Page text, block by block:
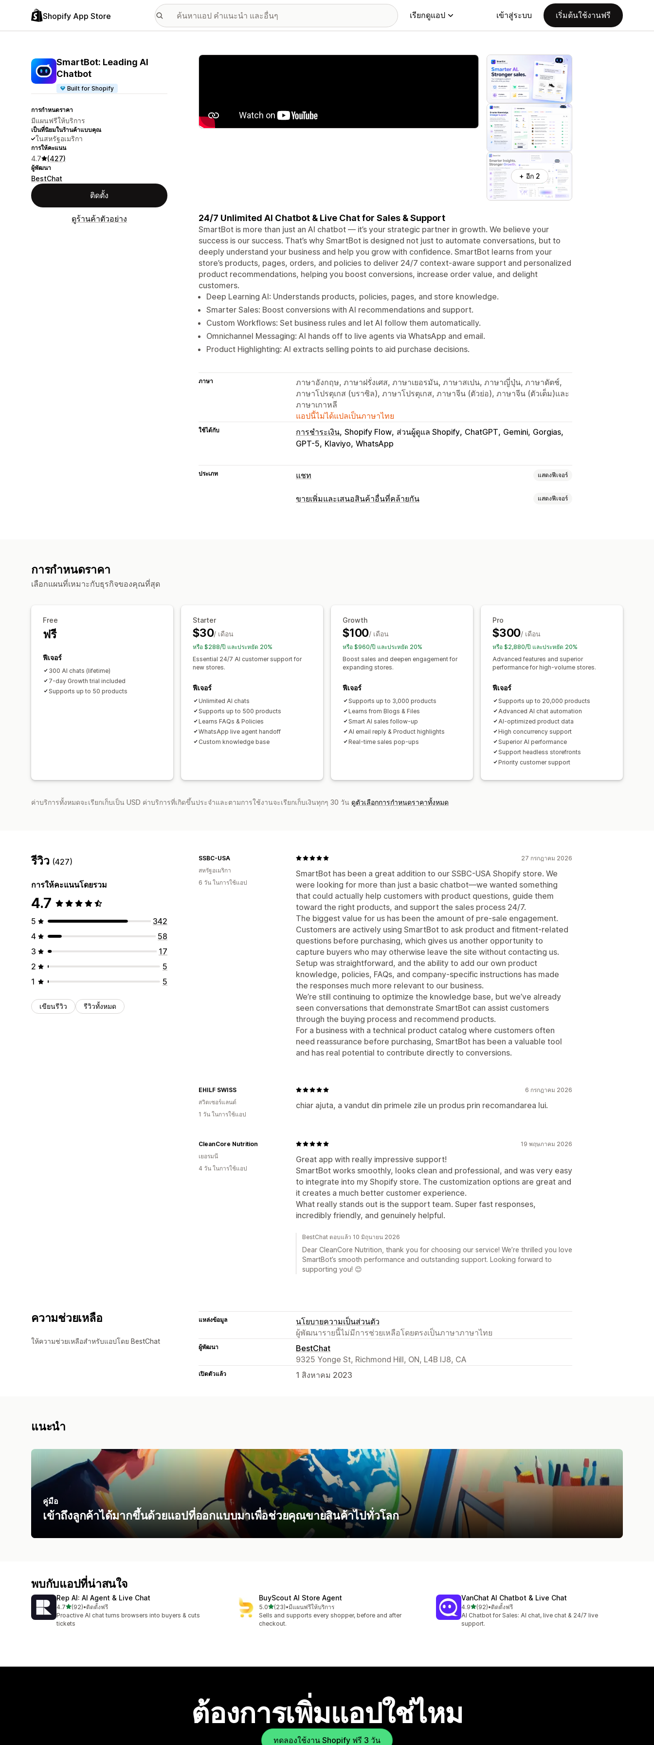
Shopify App Store เรียกดูแอป เข้าสู่ระบบ เริ่มต้นใช้งานฟรี
SmartBot: Leading AI
Chatbot
Built for Shopify
การกำหนดราคา
มีแผนฟรีให้บริการ
เป็นที่นิยมในร้านค้าแบบคุณ
ในสหรัฐอเมริกา
การให้คะแนน
4.7 (427)
ผู้พัฒนา
BestChat
ติดตั้ง
ดูร้านค้าตัวอย่าง
แกลเลอรีรูปภาพที่แสดง
+ อีก 2
24/7 Unlimited AI Chatbot & Live Chat for Sales & Support
SmartBot is more than just an AI chatbot — it’s your strategic partner in growth. We believe your
success is our success. That’s why SmartBot is designed not just to automate conversations, but to
deeply understand your business and help you grow with confidence. SmartBot learns from your
store’s products, pages, orders, and policies to deliver 24/7 context-aware support and personalized
product recommendations, helping you boost conversions, increase order value, and delight
customers.
Deep Learning AI: Understands products, policies, pages, and store knowledge.
Smarter Sales: Boost conversions with AI recommendations and support.
Custom Workflows: Set business rules and let AI follow them automatically.
Omnichannel Messaging: AI hands off to live agents via WhatsApp and email.
Product Highlighting: AI extracts selling points to aid purchase decisions.
ภาษา
ภาษาอังกฤษ, ภาษาฝรั่งเศส, ภาษาเยอรมัน, ภาษาสเปน, ภาษาญี่ปุ่น, ภาษาดัตช์,
ภาษาโปรตุเกส (บราซิล), ภาษาโปรตุเกส, ภาษาจีน (ตัวย่อ), ภาษาจีน (ตัวเต็ม)และ
ภาษาเกาหลี
แอปนี้ไม่ได้แปลเป็นภาษาไทย
ใช้ได้กับ การชำระเงิน Shopify Flow ส่วนผู้ดูแล Shopify ChatGPT Gemini Gorgias
GPT-5 Klaviyo WhatsApp
ประเภท แชท แสดงฟีเจอร์
การรับส่งข้อความแบบเรียลไทม์
ขายเพิ่มและเสนอสินค้าอื่นที่คล้ายกัน แสดงฟีเจอร์
การกำหนดราคา
เลือกแผนที่เหมาะกับธุรกิจของคุณที่สุด
Free
ฟรี
ฟีเจอร์
300 AI chats (lifetime)
7-day Growth trial included
Supports up to 50 products
Starter
$30/ เดือน
หรือ $288/ปี และประหยัด 20%
Essential 24/7 AI customer support for
new stores.
ฟีเจอร์
Unlimited AI chats
Supports up to 500 products
Learns FAQs & Policies
WhatsApp live agent handoff
Custom knowledge base
Growth
$100/ เดือน
หรือ $960/ปี และประหยัด 20%
Boost sales and deepen engagement for
expanding stores.
ฟีเจอร์
Supports up to 3,000 products
Learns from Blogs & Files
Smart AI sales follow-up
AI email reply & Product highlights
Real-time sales pop-ups
Pro
$300/ เดือน
หรือ $2,880/ปี และประหยัด 20%
Advanced features and superior
performance for high-volume stores.
ฟีเจอร์
Supports up to 20,000 products
Advanced AI chat automation
AI-optimized product data
High concurrency support
Superior AI performance
Support headless storefronts
Priority customer support
ค่าบริการทั้งหมดจะเรียกเก็บเป็น USD ค่าบริการที่เกิดขึ้นประจำและตามการใช้งานจะเรียกเก็บเงินทุกๆ 30 วัน ดูตัวเลือกการกำหนดราคาทั้งหมด
รีวิว (427)
การให้คะแนนโดยรวม
4.7
5
342
4
58
3
17
2
5
1
5
เขียนรีวิว รีวิวทั้งหมด
27 กรกฎาคม 2026
SmartBot has been a great addition to our SSBC-USA Shopify store. We
were looking for more than just a basic chatbot—we wanted something
that could actually help customers with product questions, guide them
toward the right products, and support the sales process 24/7.
The biggest value for us has been the amount of pre-sale engagement.
Customers are actively using SmartBot to ask product and fitment-related
questions before purchasing, which gives us another opportunity to
capture buyers who may otherwise leave the site without contacting us.
Setup was straightforward, and the ability to add our own product
knowledge, policies, FAQs, and company-specific instructions has made
the responses much more relevant to our business.
We’re still continuing to optimize the knowledge base, but we’ve already
seen conversations that demonstrate SmartBot can assist customers
through the buying process and recommend products.
For a business with a technical product catalog where customers often
need reassurance before purchasing, SmartBot has been a valuable tool
and has real potential to contribute directly to conversions.
SSBC-USA
สหรัฐอเมริกา
6 วัน ในการใช้แอป
6 กรกฎาคม 2026
chiar ajuta, a vandut din primele zile un produs prin recomandarea lui.
EHILF SWISS
สวิตเซอร์แลนด์
1 วัน ในการใช้แอป
19 พฤษภาคม 2026
Great app with really impressive support!
SmartBot works smoothly, looks clean and professional, and was very easy
to integrate into my Shopify store. The customization options are great and
it creates a much better customer experience.
What really stands out is the support team. Super fast responses,
incredibly friendly, and genuinely helpful.
CleanCore Nutrition
เยอรมนี
4 วัน ในการใช้แอป
BestChat ตอบแล้ว 10 มิถุนายน 2026
Dear CleanCore Nutrition, thank you for choosing our service! We’re thrilled you love
SmartBot’s smooth performance and outstanding support. Looking forward to
supporting you! 😊
ความช่วยเหลือ
ให้ความช่วยเหลือสำหรับแอปโดย BestChat
แหล่งข้อมูล
นโยบายความเป็นส่วนตัว
ผู้พัฒนารายนี้ไม่มีการช่วยเหลือโดยตรงเป็นภาษาภาษาไทย
ผู้พัฒนา
BestChat
9325 Yonge St, Richmond Hill, ON, L4B IJ8, CA
เปิดตัวแล้ว 1 สิงหาคม 2023
แนะนำ
คู่มือ
เข้าถึงลูกค้าได้มากขึ้นด้วยแอปที่ออกแบบมาเพื่อช่วยคุณขายสินค้าไปทั่วโลก
พบกับแอปที่น่าสนใจ
Rep AI: AI Agent & Live Chat
4.7เต็ม 5 ดาว
(92)
ทั้งหมด 92 รีวิว
•ติดตั้งฟรี
Proactive AI chat turns browsers into buyers & cuts
tickets
BuyScout AI Store Agent
5.0เต็ม 5 ดาว
(23)
ทั้งหมด 23 รีวิว
•มีแผนฟรีให้บริการ
Sells and supports every shopper, before and after
checkout.
VanChat AI Chatbot & Live Chat
4.9เต็ม 5 ดาว
(92)
ทั้งหมด 92 รีวิว
•ติดตั้งฟรี
AI Chatbot for Sales: AI chat, live chat & 24/7 live
support.
ต้องการเพิ่มแอปใช่ไหม
ทดลองใช้งาน Shopify ฟรี 3 วัน